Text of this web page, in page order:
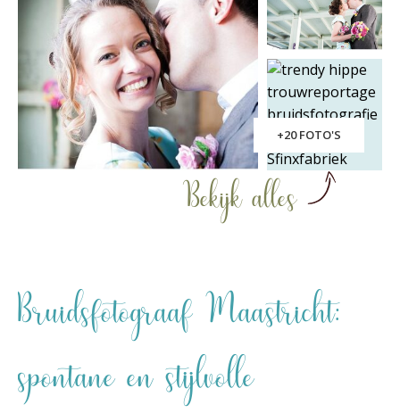
+20 FOTO'S
Bekijk alles
Bruidsfotograaf Maastricht:
spontane en stijlvolle